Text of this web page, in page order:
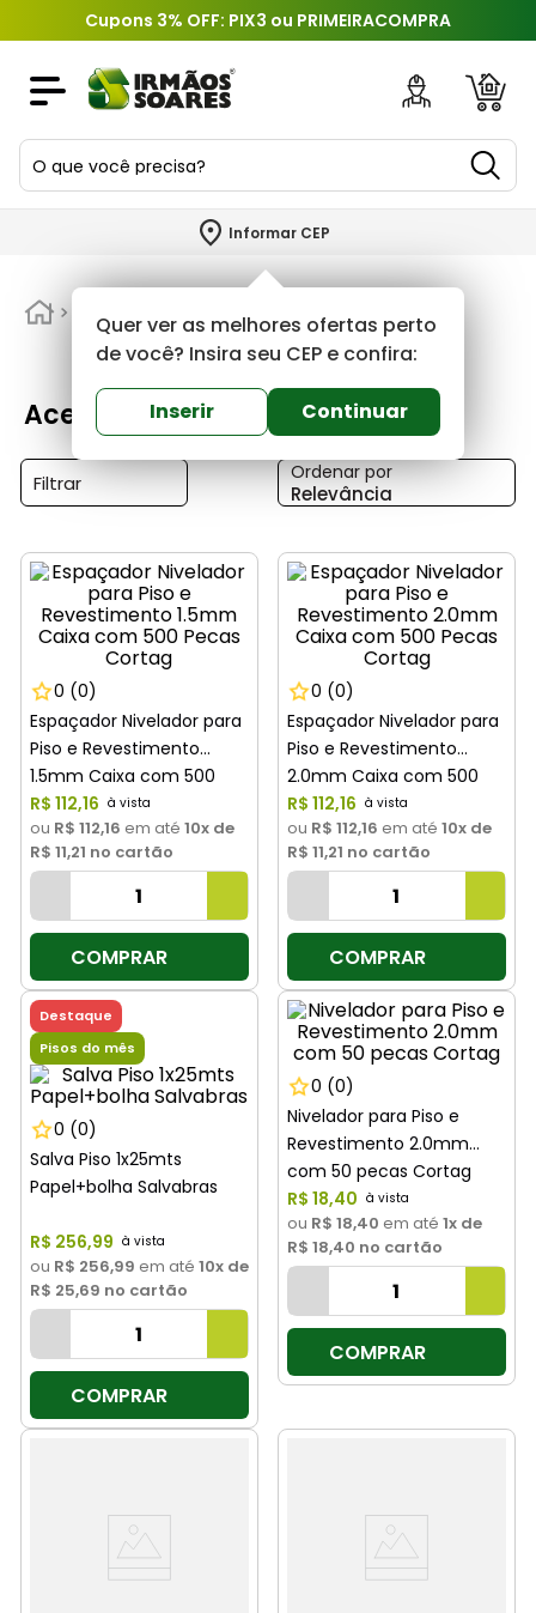
Cupons 3% OFF: PIX3 ou PRIMEIRACOMPRA
O que você precisa?
TERMOS MAIS BUSCADOS
2º
porta
revestimento
argamassa
6º
telha
8º
cimento
9
torneira
10º vaso sanitário
Informar CEP
Quer ver as melhores ofertas perto
de você? Insira seu CEP e confira:
Inserir Continuar
Pisos e Revestimentos Acessorios
Acessorios
Ordenar por
Relevância
Filtrar
0 (0)
Espaçador Nivelador para
Piso e Revestimento
1.5mm Caixa com 500
Pecas Cortag
R$ 112,16
ou R$ 112,16 em até 10x de
R$ 11,21 no cartão
COMPRAR
0 (0)
Espaçador Nivelador para
Piso e Revestimento
2.0mm Caixa com 500
Pecas Cortag
R$ 112,16
ou R$ 112,16 em até 10x de
R$ 11,21 no cartão
COMPRAR
Destaque
Pisos do mês
0 (0)
Salva Piso 1x25mts
Papel+bolha Salvabras
R$ 256,99
ou R$ 256,99 em até 10x de
R$ 25,69 no cartão
COMPRAR
0 (0)
Nivelador para Piso e
Revestimento 2.0mm
com 50 pecas Cortag
R$ 18,40
ou R$ 18,40 em até 1x de
R$ 18,40 no cartão
COMPRAR